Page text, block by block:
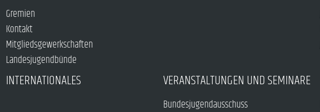
Gremien
Kontakt
Mitgliedsgewerkschaften
Landesjugendbünde
INTERNATIONALES VERANSTALTUNGEN UND SEMINARE
Bundesjugendausschuss